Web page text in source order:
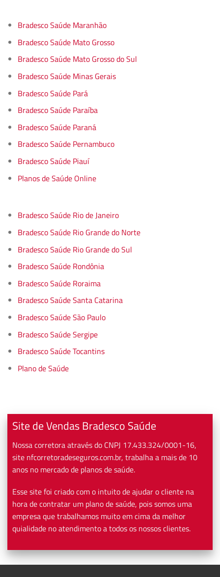
Bradesco Saúde Maranhão
Bradesco Saúde Mato Grosso
Bradesco Saúde Mato Grosso do Sul
Bradesco Saúde Minas Gerais
Bradesco Saúde Pará
Bradesco Saúde Paraíba
Bradesco Saúde Paraná
Bradesco Saúde Pernambuco
Bradesco Saúde Piauí
Planos de Saúde Online
Bradesco Saúde Rio de Janeiro
Bradesco Saúde Rio Grande do Norte
Bradesco Saúde Rio Grande do Sul
Bradesco Saúde Rondônia
Bradesco Saúde Roraima
Bradesco Saúde Santa Catarina
Bradesco Saúde São Paulo
Bradesco Saúde Sergipe
Bradesco Saúde Tocantins
Plano de Saúde
Site de Vendas Bradesco Saúde
Nossa corretora através do CNPJ 17.433.324/0001-16,
site nfcorretoradeseguros.com.br, trabalha a mais de 10
anos no mercado de planos de saúde.
Esse site foi criado com o intuito de ajudar o cliente na
hora de contratar um plano de saúde, pois somos uma
empresa que trabalhamos muito em cima da melhor
quialidade no atendimento a todos os nossos clientes.